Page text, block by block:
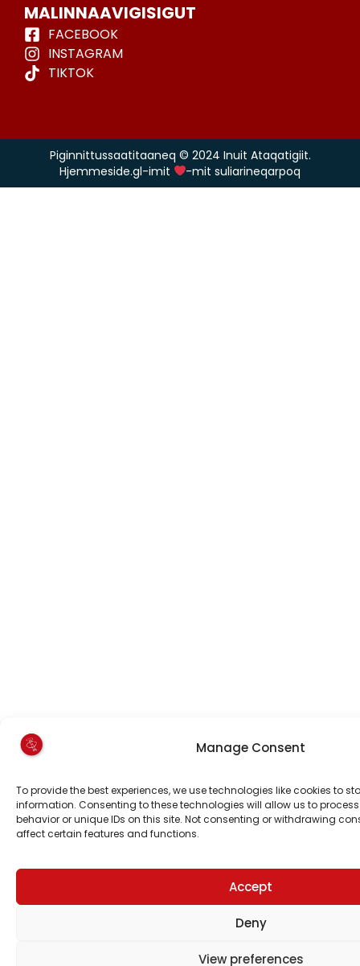
Manage Consent
To provide the best experiences, we use technologies like cookies to
information. Consenting to these technologies will allow us to
behavior or unique IDs on this site. Not consenting or withdrawing
affect certain features and functions.
Accept
Deny
View preferences
MALINNAAVIGISIGUT
FACEBOOK
INSTAGRAM
TIKTOK
Piginnittussaatitaaneq © 2024 Inuit Ataqatigiit.
Hjemmeside.gl-imit
-mit suliarineqarpoq